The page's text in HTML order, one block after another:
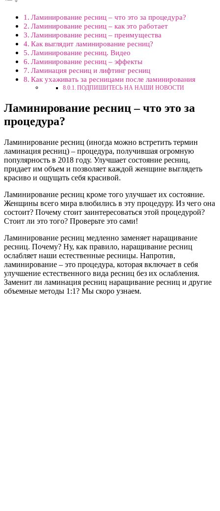
Ламинирование ресниц – что это за процедура?
Ламинирование ресниц – как это работает
Ламинирование ресниц – преимущества
Как выглядит ламинирование ресниц?
Ламинирование ресниц. Видео
Ламинирование ресниц – эффекты
Ламинация ресниц и лифтинг ресниц
Как ухаживать за ресницами после ламинирования
ПОДПИШИТЕСЬ НА НАШИ НОВОСТИ
Ламинирование ресниц – что это за
процедура?
Ламинирование ресниц (иногда можно встретить термин
ламинация ресниц) – процедура, получившая огромную
популярность в 2018 году. Улучшает состояние ресниц,
придает им объем и позволяет каждой женщине выглядеть
красиво и ощущать себя красивой.
Ламинирование ресниц кроме того улучшает их состояние.
Женщины всего мира влюбились в эту процедуру. Из чего она
состоит? Почему стоит заинтересоваться этой процедурой?
Стоит ли это того? Проверьте это сами!
Ламинирование ресниц медленно заменяет наращивание
ресниц. Почему? Ну, как правило, наращивание ресниц
ослабляет наши естественные ресницы. Напротив,
ламинирование – это процедура, которая включает в себя
улучшение естественного вида ресниц без их ослабления.
Заменит ли ламинация ресниц наращивание ресниц и другие
объемные методы 1:1? Мы скоро узнаем.